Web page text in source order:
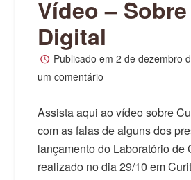
Vídeo –
Digital
Publicado em 2 de dezembro
um comentário
Assista aqui ao vídeo sobre
com as falas de alguns dos
lançamento do Laboratório de
realizado no dia 29/10 em